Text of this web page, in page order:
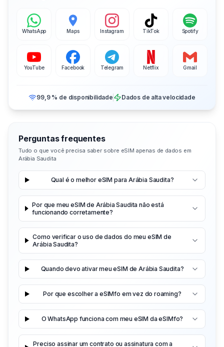
WhatsApp Maps Instagram TikTok Spotify
YouTube Facebook Telegram Netflix Gmail
99,9 % de disponibilidade Dados de alta velocidade
Perguntas frequentes
Tudo o que você precisa saber sobre eSIM apenas de dados em
Arábia Saudita
Qual é o melhor eSIM para Arábia Saudita?
Por que meu eSIM de Arábia Saudita não está
funcionando corretamente?
Como verificar o uso de dados do meu eSIM de
Arábia Saudita?
Quando devo ativar meu eSIM de Arábia Saudita?
Por que escolher a eSIMfo em vez do roaming?
O WhatsApp funciona com meu eSIM da eSIMfo?
Preciso assinar um contrato ou assinatura com a